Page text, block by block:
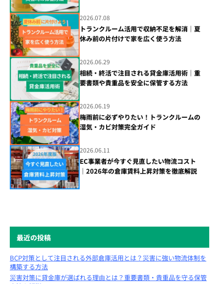
2026.07.08
トランクルーム活用で収納不足を解消｜夏
休み前の片付けで家を広く使う方法
2026.06.29
相続・終活で注目される貸金庫活用術｜重
要書類や貴重品を安全に保管する方法
2026.06.19
梅雨前に必ずやりたい！トランクルームの
湿気・カビ対策完全ガイド
2026.06.11
EC事業者が今すぐ見直したい物流コスト
｜2026年の倉庫賃料上昇対策を徹底解説
最近の投稿
BCP対策として注目される外部倉庫活用とは？災害に強い物流体制を
構築する方法
災害対策に貸金庫が選ばれる理由とは？重要書類・貴重品を守る保管